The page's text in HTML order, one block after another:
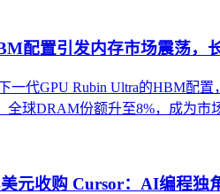
配置引发内存市场震荡，
一代GPU Rubin Ultra的HBM配
全球DRAM份额升至8%，成为市
美元收购 Cursor：AI编程